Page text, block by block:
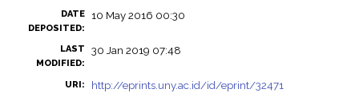
DATE
DEPOSITED:
10 May 2016 00:30
LAST
MODIFIED:
30 Jan 2019 07:48
URI: http://eprints.uny.ac.id/id/eprint/32471